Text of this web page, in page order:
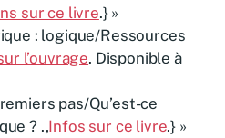
sur ce livre.} »
: logique/Ressources
l’ouvrage. Disponible à
pas/Qu’est-ce
? .,Infos sur ce livre.} »